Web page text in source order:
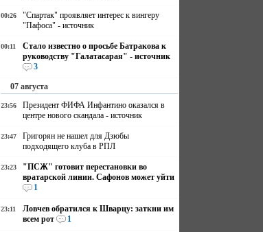
00:26
"Спартак" проявляет интерес к вингеру
"Пафоса" - источник
00:11
Стало известно о просьбе Батракова к
руководству "Галатасарая" - источник
3
07 августа
23:56
Президент ФИФА Инфантино оказался в
центре нового скандала - источник
23:47
Григорян не нашел для Дзюбы
подходящего клуба в РПЛ
23:23
"ПСЖ" готовит перестановки во
вратарской линии. Сафонов может уйти
1
23:11
Ловчев обратился к Шварцу: заткни им
всем рот
1